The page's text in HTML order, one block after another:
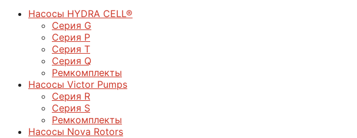
Насосы HYDRA CELL®
Серия G
Серия P
Серия T
Серия Q
Ремкомплекты
Насосы Victor Pumps
Серия R
Серия S
Ремкомплекты
Насосы Nova Rotors